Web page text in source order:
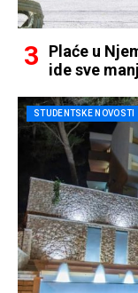
Plaće u
ide sve
STUDENTSKE NOVOSTI